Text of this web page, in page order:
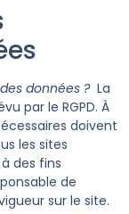
données ? La
par le RGPD. À
doivent
les sites
des fins
de
sur le site.